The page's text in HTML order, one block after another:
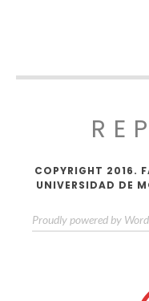
COPYRIGHT 2016.
UNIVERSIDAD DE
Proudly powered by